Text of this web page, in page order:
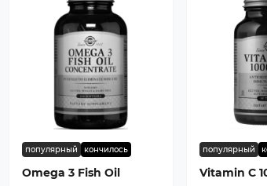
популярный кончилось
Omega 3 Fish Oil
популярный
Vitamin C